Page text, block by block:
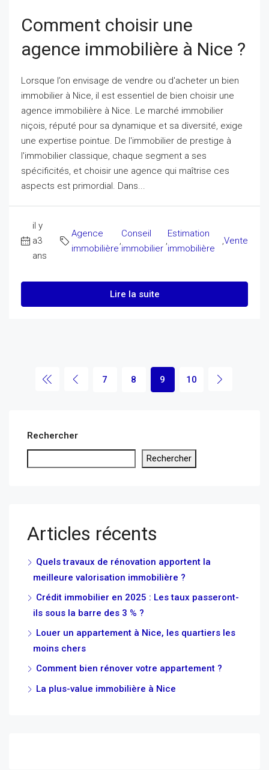
Comment choisir une
agence immobilière à Nice ?
Lorsque l’on envisage de vendre ou d'acheter un bien
immobilier à Nice, il est essentiel de bien choisir une
agence immobilière à Nice. Le marché immobilier
niçois, réputé pour sa dynamique et sa diversité, exige
une expertise pointue. De l'immobilier de prestige à
l'immobilier classique, chaque segment a ses
spécificités, et choisir une agence qui maîtrise ces
aspects est primordial. Dans...
il y
a3
ans
Agence
immobilière
,
Conseil
immobilier
,
Estimation
immobilière
,Vente
Lire la suite
7 8 9 10
Rechercher
Rechercher
Articles récents
Quels travaux de rénovation apportent la
meilleure valorisation immobilière ?
Crédit immobilier en 2025 : Les taux passeront-
ils sous la barre des 3 % ?
Louer un appartement à Nice, les quartiers les
moins chers
Comment bien rénover votre appartement ?
La plus-value immobilière à Nice